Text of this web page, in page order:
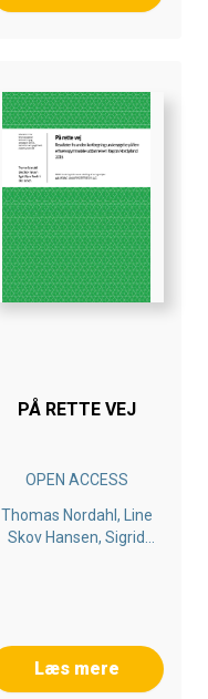
PÅ RETTE VEJ
OPEN ACCESS
Thomas Nordahl, Line
Skov Hansen, Sigrid
Læs mere